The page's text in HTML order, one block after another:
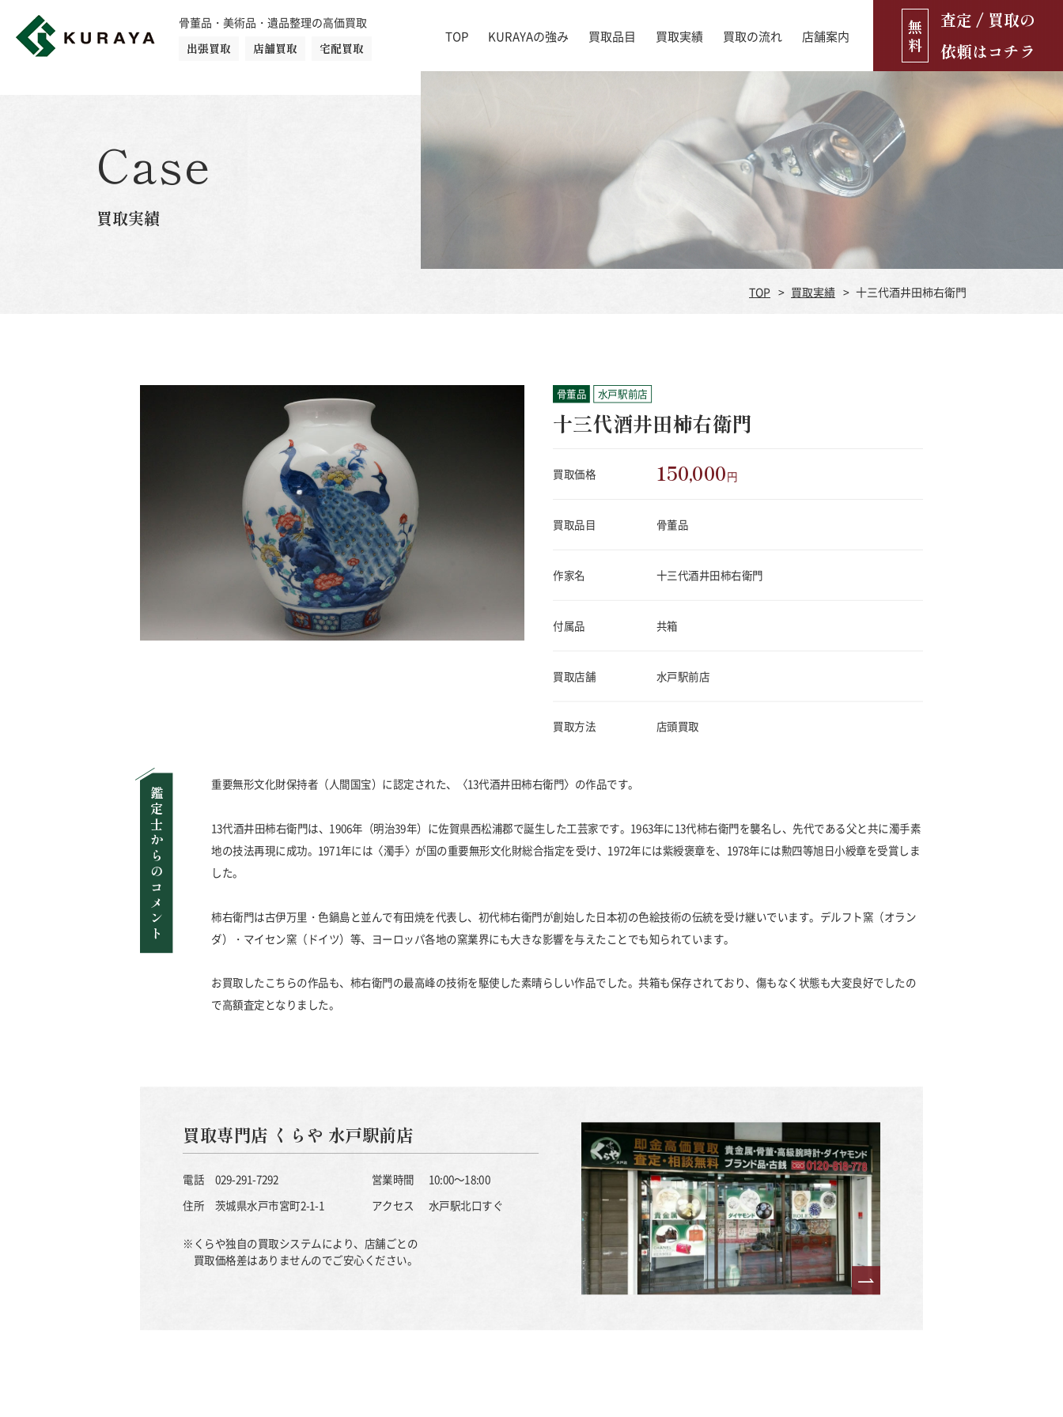
骨董品・美術品・遺品整理の高価買取
出張買取
店舗買取 宅配買取
TOP KURAYAの強み 買取品目
古銭・古紙幣
古いおもちゃ・人形 遺品買取
ダイヤモンド 時計 ブランド品 食器
楽器 ブランド家具
買取実績 買取の流れ 店舗案内
店舗ブログ お役立ち情報
無
料
査定 / 買取の
依頼はコチラ
Case
買取実績
TOP 買取実績 十三代酒井田柿右衛門
骨董品 水戸駅前店
十三代酒井田柿右衛門
買取価格 150,000円
買取品目 骨董品
作家名 十三代酒井田柿右衛門
付属品 共箱
買取店舗 水戸駅前店
買取方法 店頭買取
鑑定士からのコメント 重要無形文化財保持者（人間国宝）に認定された、〈13代酒井田柿右衛門〉の作品です。
13代酒井田柿右衛門は、1906年（明治39年）に佐賀県西松浦郡で誕生した工芸家です。1963年に13代柿右衛門を襲名し、先代である父と共に濁手素
地の技法再現に成功。1971年には〈濁手〉が国の重要無形文化財総合指定を受け、1972年には紫綬褒章を、1978年には勲四等旭日小綬章を受賞しま
した。
柿右衛門は古伊万里・色鍋島と並んで有田焼を代表し、初代柿右衛門が創始した日本初の色絵技術の伝統を受け継いでいます。デルフト窯（オラン
ダ）・マイセン窯（ドイツ）等、ヨーロッパ各地の窯業界にも大きな影響を与えたことでも知られています。
お買取したこちらの作品も、柿右衛門の最高峰の技術を駆使した素晴らしい作品でした。共箱も保存されており、傷もなく状態も大変良好でしたの
で高額査定となりました。
買取専門店 くらや 水戸駅前店
電話 029-291-7292 営業時間 10:00～18:00
住所 茨城県水戸市宮町2-1-1 アクセス 水戸駅北口すぐ
※くらや独自の買取システムにより、店舗ごとの
買取価格差はありませんのでご安心ください。